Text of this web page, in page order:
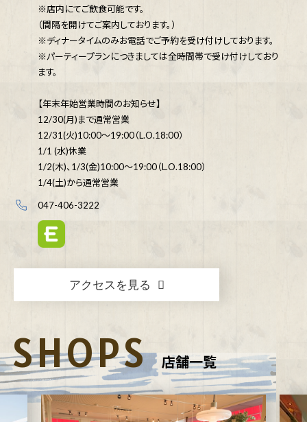
※店内にてご飲食可能です。
（間隔を開けてご案内しております。）
※ディナータイムのみお電話でご予約を受け付けしております。
※パーティープランにつきましては全時間帯で受け付けしており
ます。
【年末年始営業時間のお知らせ】
12/30(月)まで通常営業
12/31(火)10:00～19:00（L.O.18:00）
1/1 (水)休業
1/2(木)、1/3(金)10:00～19:00（L.O.18:00）
1/4(土)から通常営業
047-406-3222
アクセスを見る
SHOPS 店舗一覧